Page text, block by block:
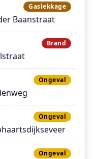
Gaslekkage
Baanstraat
Brand
Ongeval
Ongeval
Ongeval